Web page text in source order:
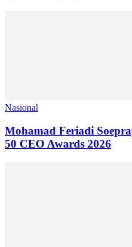
Nasional
Mohamad Feriadi
50 CEO Awards 2026